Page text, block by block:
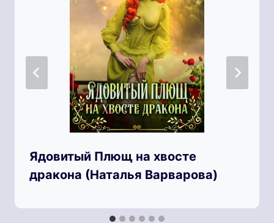
Ядовитый Плющ на хвосте
дракона (Наталья Варварова)